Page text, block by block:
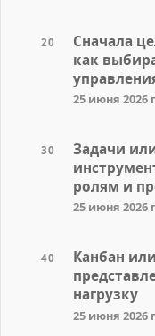
20
Сначала
как
25 июня 2026
30
Задачи
ролям и
25 июня 2026
40
Канбан
нагрузку
25 июня 2026